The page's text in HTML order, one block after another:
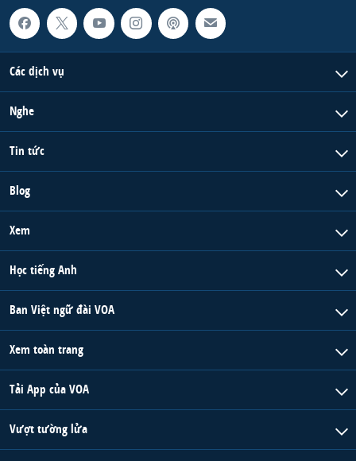
Các dịch vụ
Nghe
Tin tức
Blog
Xem
Học tiếng Anh
Ban Việt ngữ đài VOA
Xem toàn trang
Tải App của VOA
Vượt tường lửa